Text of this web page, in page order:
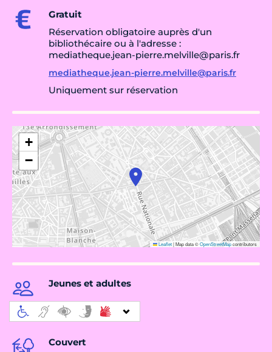
Gratuit
Réservation obligatoire auprès d'un
bibliothécaire ou à l'adresse :
mediatheque.jean-pierre.melville@paris.fr
mediatheque.jean-pierre.melville@paris.fr
Uniquement sur réservation
+
−
Leaflet|Map data ©OpenStreetMapcontributors
Jeunes et adultes
Couvert